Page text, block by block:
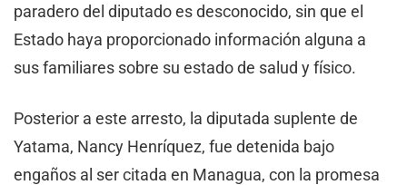
paradero del diputado es desconocido, sin que el
Estado haya proporcionado información alguna a
sus familiares sobre su estado de salud y físico.
Posterior a este arresto, la diputada suplente de
Yatama, Nancy Henríquez, fue detenida bajo
engaños al ser citada en Managua, con la promesa